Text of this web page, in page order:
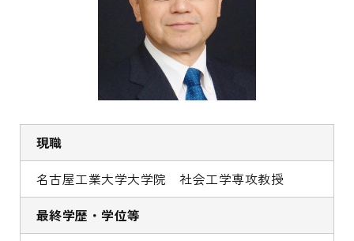
現職
名古屋工業大学大学院 社会工学専攻教授
最終学歴・学位等